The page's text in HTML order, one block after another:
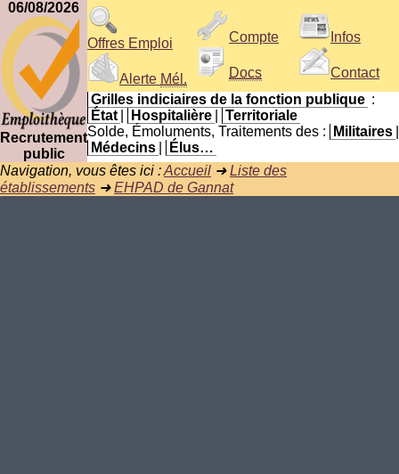
06/08/2026
Recrutement
public
Offres Emploi
Alerte Mél.
Compte
Docs
Infos
Contact
Grilles indiciaires de la fonction publique :
État
Hospitalière
Territoriale
Solde, Émoluments, Traitements des :
Militaires
Médecins
Élus…
Navigation, vous êtes ici :Accueil ➜Liste des
établissements ➜EHPAD de Gannat